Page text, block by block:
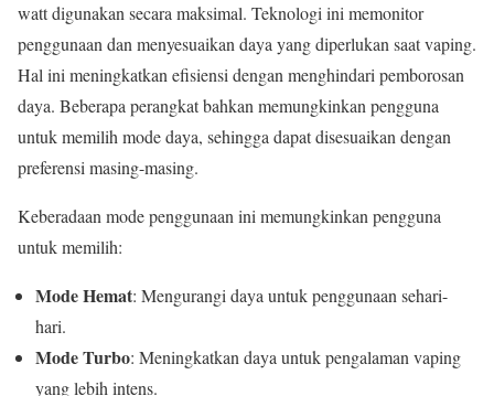
watt digunakan secara maksimal. Teknologi ini memonitor
penggunaan dan menyesuaikan daya yang diperlukan saat vaping.
Hal ini meningkatkan efisiensi dengan menghindari pemborosan
daya. Beberapa perangkat bahkan memungkinkan pengguna
untuk memilih mode daya, sehingga dapat disesuaikan dengan
preferensi masing-masing.
Keberadaan mode penggunaan ini memungkinkan pengguna
untuk memilih:
Mode Hemat: Mengurangi daya untuk penggunaan sehari-
hari.
Mode Turbo: Meningkatkan daya untuk pengalaman vaping
yang lebih intens.